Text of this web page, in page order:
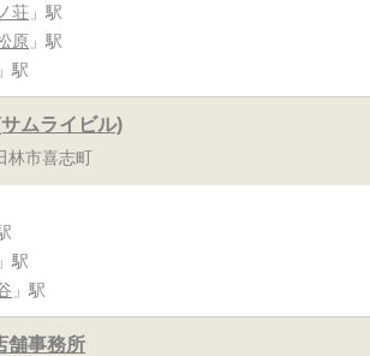
荘 」駅
原 」駅
」駅
ムライビル)
林市喜志町
」駅
」駅
舗事務所